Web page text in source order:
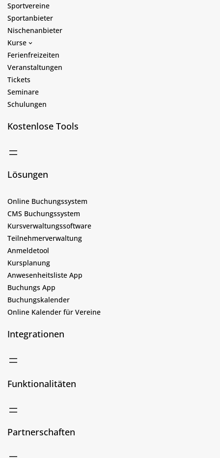
Sportvereine
Sportanbieter
Nischenanbieter
Kurse
Ferienfreizeiten
Veranstaltungen
Tickets
Seminare
Schulungen
Kostenlose Tools
Lösungen
Online Buchungssystem
CMS Buchungssystem
Kursverwaltungssoftware
Teilnehmerverwaltung
Anmeldetool
Kursplanung
Anwesenheitsliste App
Buchungs App
Buchungskalender
Online Kalender für Vereine
Integrationen
Funktionalitäten
Partnerschaften